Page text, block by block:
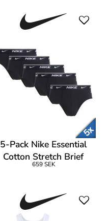
5-Pack Nike Essential
Cotton Stretch Brief
659 SEK